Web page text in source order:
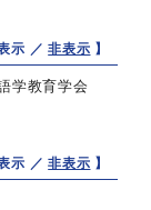
表示 ／非表示 】
学教育学会
表示 ／非表示 】